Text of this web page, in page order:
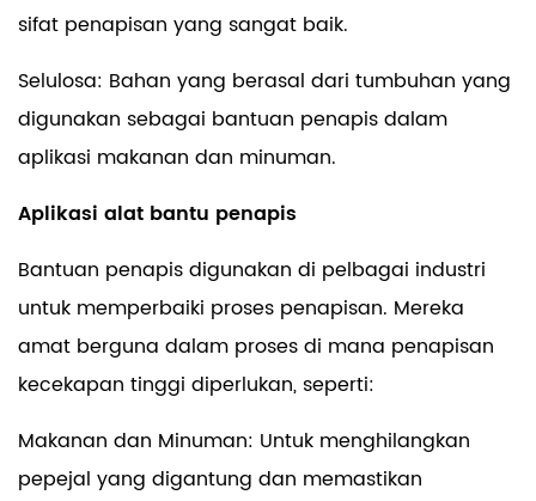
sifat penapisan yang sangat baik.
Selulosa: Bahan yang berasal dari tumbuhan yang
digunakan sebagai bantuan penapis dalam
aplikasi makanan dan minuman.
Aplikasi alat bantu penapis
Bantuan penapis digunakan di pelbagai industri
untuk memperbaiki proses penapisan. Mereka
amat berguna dalam proses di mana penapisan
kecekapan tinggi diperlukan, seperti:
Makanan dan Minuman: Untuk menghilangkan
pepejal yang digantung dan memastikan